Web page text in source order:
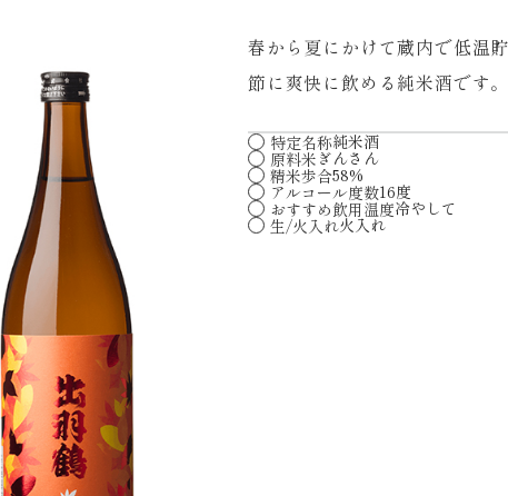
春から夏にかけて蔵内で低温
節に爽快に飲める純米酒です。
特定名称純米酒
原料米 ぎんさん
精米歩合58%
アルコール度数16度
おすすめ飲用温度冷やして
生/火入れ火入れ